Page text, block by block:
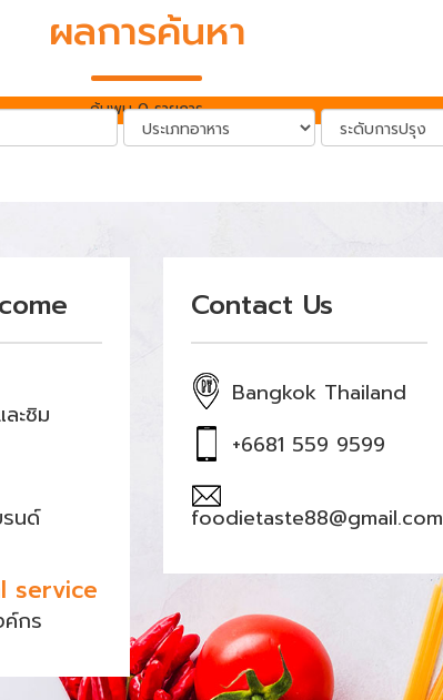
ผลการค้นหา
ค้นพบ 0 รายการ
ะชิม
นด์
service
ค์กร
Contact Us
Bangkok Thailand
+6681 559 9599
foodietaste88@gmail.com